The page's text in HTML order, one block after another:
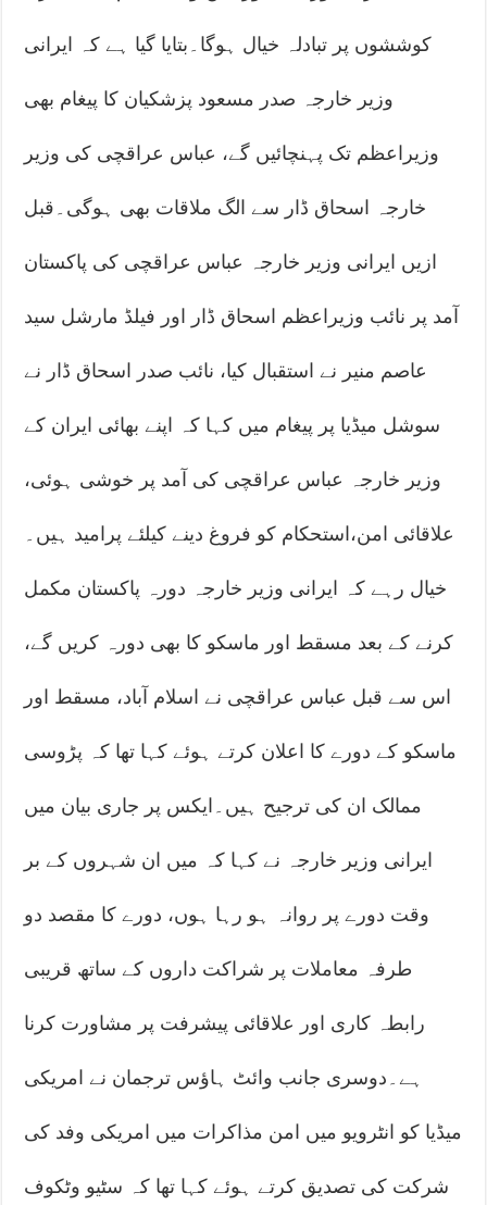
کوششوں پر تبادلہ خیال ہوگا۔بتایا گیا ہے کہ ایرانی
وزیر خارجہ صدر مسعود پزشکیان کا پیغام بھی
وزیراعظم تک پہنچائیں گے، عباس عراقچی کی وزیر
خارجہ اسحاق ڈار سے الگ ملاقات بھی ہوگی۔قبل
ازیں ایرانی وزیر خارجہ عباس عراقچی کی پاکستان
آمد پر نائب وزیراعظم اسحاق ڈار اور فیلڈ مارشل سید
عاصم منیر نے استقبال کیا، نائب صدر اسحاق ڈار نے
سوشل میڈیا پر پیغام میں کہا کہ اپنے بھائی ایران کے
وزیر خارجہ عباس عراقچی کی آمد پر خوشی ہوئی،
علاقائی امن،استحکام کو فروغ دینے کیلئے پرامید ہیں۔
خیال رہے کہ ایرانی وزیر خارجہ دورہ پاکستان مکمل
کرنے کے بعد مسقط اور ماسکو کا بھی دورہ کریں گے،
اس سے قبل عباس عراقچی نے اسلام آباد، مسقط اور
ماسکو کے دورے کا اعلان کرتے ہوئے کہا تھا کہ پڑوسی
ممالک ان کی ترجیح ہیں۔ایکس پر جاری بیان میں
ایرانی وزیر خارجہ نے کہا کہ میں ان شہروں کے بر
وقت دورے پر روانہ ہو رہا ہوں، دورے کا مقصد دو
طرفہ معاملات پر شراکت داروں کے ساتھ قریبی
رابطہ کاری اور علاقائی پیشرفت پر مشاورت کرنا
ہے۔دوسری جانب وائٹ ہاؤس ترجمان نے امریکی
میڈیا کو انٹرویو میں امن مذاکرات میں امریکی وفد کی
شرکت کی تصدیق کرتے ہوئے کہا تھا کہ سٹیو وٹکوف